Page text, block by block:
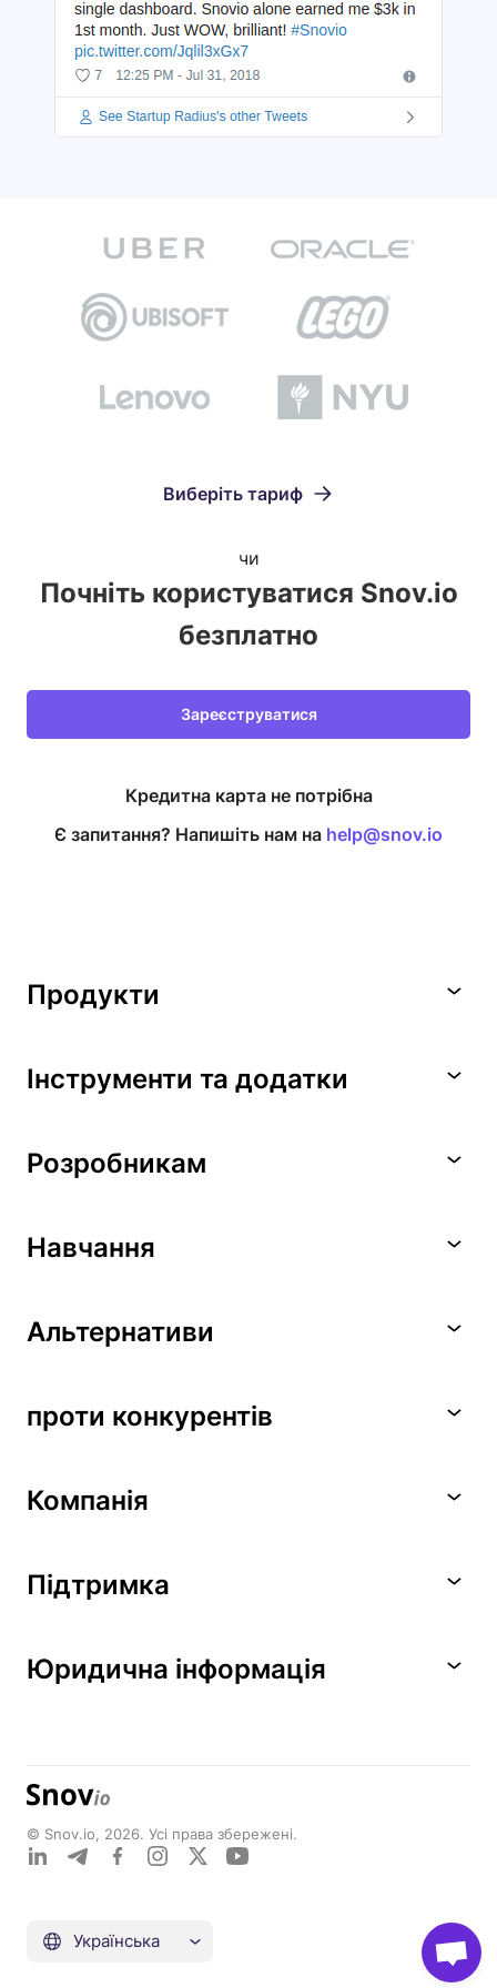
Виберіть тариф
чи
Почніть користуватися Snov.io
безплатно
Зареєструватися
Кредитна карта не потрібна
Є запитання? Напишіть нам на help@snov.io
Продукти
Інструменти та додатки
Розробникам
Навчання
Альтернативи
проти конкурентів
Компанія
Підтримка
Юридична інформація
© Snov.io, 2026. Усі права збережені.
Українська